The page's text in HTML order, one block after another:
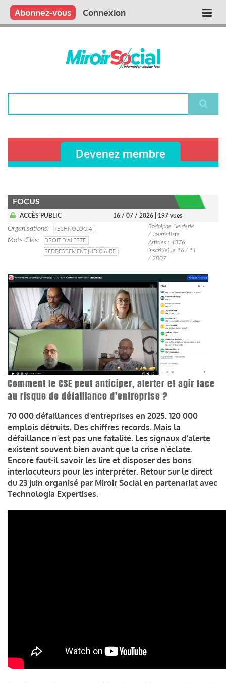
Aller
contenu
Main
Qui sommes nous ?
Vous publiez
Nous publions
Contactez-nous
Abonnez-vous Connexion
Devenez membre
FOCUS
ACCÈS PUBLIC 16 / 07 / 2026 | 197 vues
Organisations
TECHNOLOGIA
Mots-Clés
DROIT D'ALERTE
REDRESSEMENT JUDICIAIRE
Rodolphe Helderlé
/ Journaliste
Articles : 4376
Inscrit(e) le 16 / 11
/ 2007
Comment le CSE peut anticiper, alerter et agir face
au risque de défaillance d'entreprise ?
70 000 défaillances d'entreprises en 2025. 120 000
emplois détruits. Des chiffres records. Mais la
défaillance n'est pas une fatalité. Les signaux d'alerte
existent souvent bien avant que la crise n'éclate.
Encore faut-il savoir les lire et disposer des bons
interlocuteurs pour les interpréter. Retour sur le direct
du 23 juin organisé par Miroir Social en partenariat avec
Technologia Expertises.